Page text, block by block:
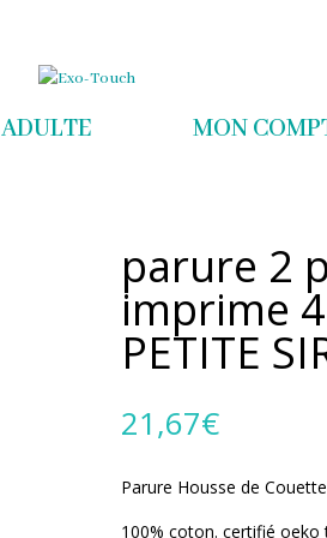
ADULTE MON
parure 2
imprime
PETITE
21,67€
Parure Housse de
100% coton. certifié oeko